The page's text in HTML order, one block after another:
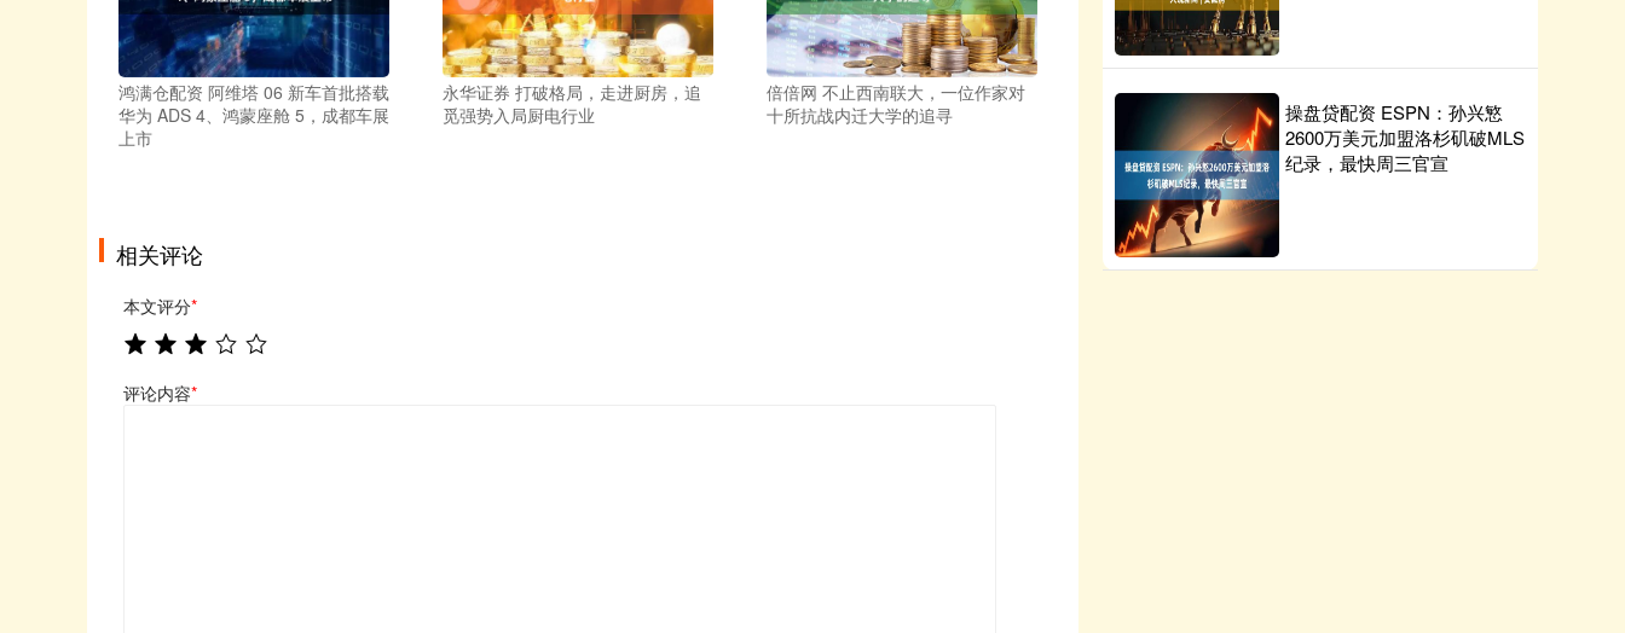
鸿满仓配资 阿维塔 06 新车首批搭载
华为 ADS 4、鸿蒙座舱 5，成都车展
上市
永华证券 打破格局，走进厨房，追
觅强势入局厨电行业
倍倍网 不止西南联大，一位作家对
十所抗战内迁大学的追寻
相关评论
本文评分*
评论内容*
操盘贷配资 ESPN：孙兴慜
2600万美元加盟洛杉矶破MLS
纪录，最快周三官宣